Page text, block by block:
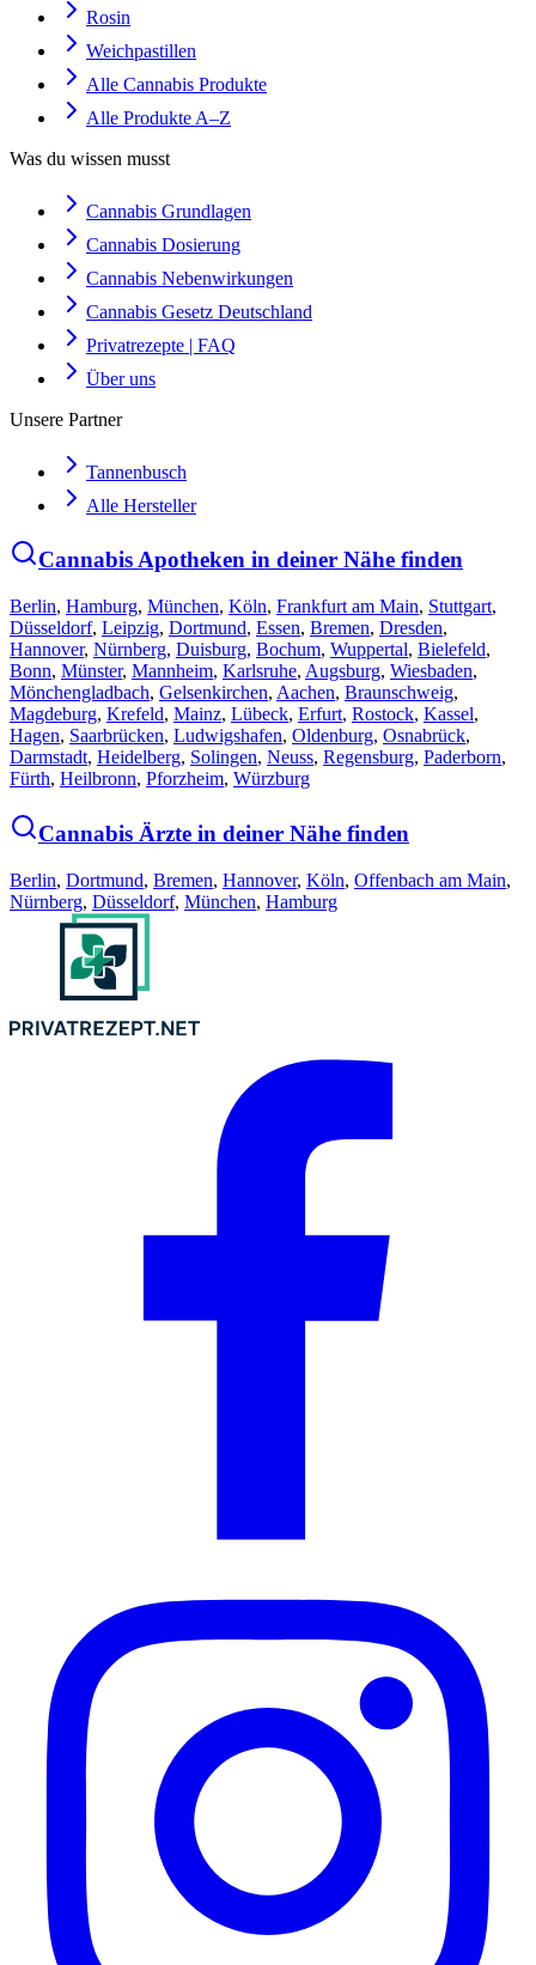
Rosin
Weichpastillen
Alle Cannabis Produkte
Alle Produkte A–Z
Was du wissen musst
Cannabis Grundlagen
Cannabis Dosierung
Cannabis Nebenwirkungen
Cannabis Gesetz Deutschland
Privatrezepte | FAQ
Über uns
Unsere Partner
Tannenbusch
Alle Hersteller
Cannabis Apotheken in deiner Nähe finden
Berlin, Hamburg, München, Köln, Frankfurt am Main, Stuttgart,
Düsseldorf, Leipzig, Dortmund, Essen, Bremen, Dresden,
Hannover, Nürnberg, Duisburg, Bochum, Wuppertal, Bielefeld,
Bonn, Münster, Mannheim, Karlsruhe, Augsburg, Wiesbaden,
Mönchengladbach, Gelsenkirchen, Aachen, Braunschweig,
Magdeburg, Krefeld, Mainz, Lübeck, Erfurt, Rostock, Kassel,
Hagen, Saarbrücken, Ludwigshafen, Oldenburg, Osnabrück,
Darmstadt, Heidelberg, Solingen, Neuss, Regensburg, Paderborn,
Fürth, Heilbronn, Pforzheim, Würzburg
Cannabis Ärzte in deiner Nähe finden
Berlin, Dortmund, Bremen, Hannover, Köln, Offenbach am Main,
Nürnberg, Düsseldorf, München, Hamburg